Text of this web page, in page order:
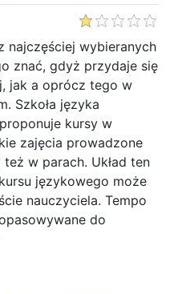
najczęściej wybieranych
znać, gdyż przydaje się
jak a oprócz tego w
Szkoła języka
kursy w
zajęcia prowadzone
w parach. Układ ten
językowego może
nauczyciela. Tempo
do